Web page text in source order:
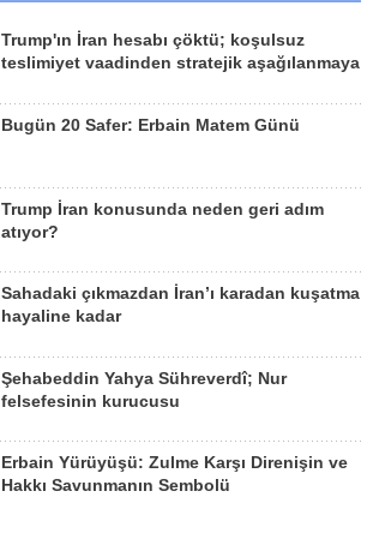
Trump'ın İran hesabı çöktü; koşulsuz
teslimiyet vaadinden stratejik aşağılanmaya
Bugün 20 Safer: Erbain Matem Günü
Trump İran konusunda neden geri adım
atıyor?
Sahadaki çıkmazdan İran’ı karadan kuşatma
hayaline kadar
Şehabeddin Yahya Sühreverdî; Nur
felsefesinin kurucusu
Erbain Yürüyüşü: Zulme Karşı Direnişin ve
Hakkı Savunmanın Sembolü